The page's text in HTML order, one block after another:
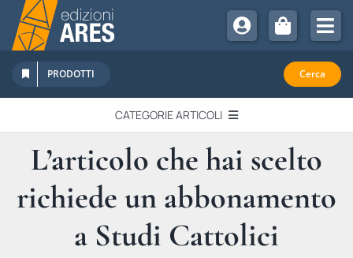
Salta
contenuto
Chi Siamo
Sostienici
Abbonamenti
Promozioni
Newsletter
PRODOTTI Cerca
CATEGORIE ARTICOLI
EDITORIALI
IN QUESTO NUMERO
L’articolo che hai scelto
richiede un abbonamento
a Studi Cattolici